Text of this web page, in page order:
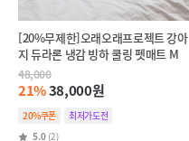
[20%무제한]오래오래프로젝트 강아
지 듀라론 냉감 빙하 쿨링 펫매트 M
48,000
21%38,000원
20%쿠폰
최저가도전
5.0 (2)